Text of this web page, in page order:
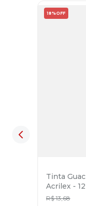
18% OFF
Tinta
Acrilex -
R$ 13,68